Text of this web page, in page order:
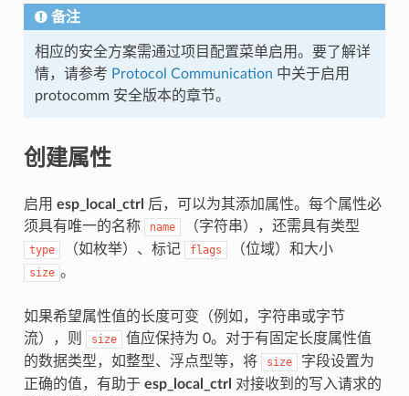
备注
相应的安全方案需通过项目配置菜单启用。要了解详
情，请参考 Protocol Communication 中关于启用
protocomm 安全版本的章节。
创建属性
启用 esp_local_ctrl 后，可以为其添加属性。每个属性必
须具有唯一的名称
name （字符串），还需具有类型
type （如枚举）、标记 flags （位域）和大小
size 。
如果希望属性值的长度可变（例如，字符串或字节
流），则
size
值应保持为 0。对于有固定长度属性值
的数据类型，如整型、浮点型等，将
size
字段设置为
正确的值，有助于 esp_local_ctrl 对接收到的写入请求的